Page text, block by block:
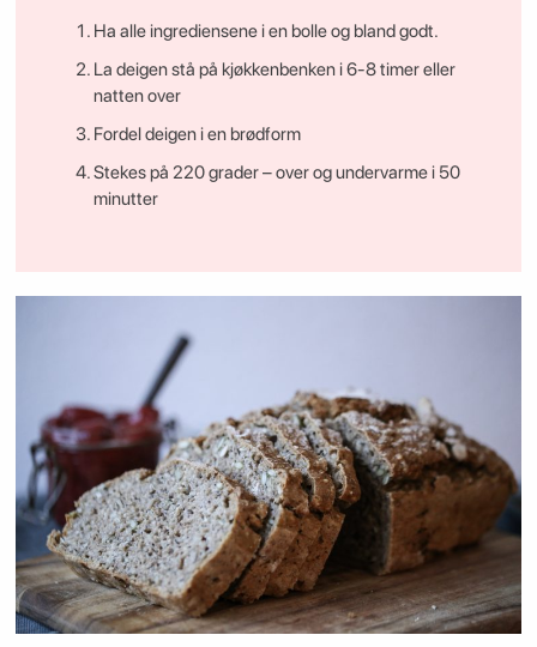
Ha alle ingrediensene i en bolle og bland godt.
La deigen stå på kjøkkenbenken i 6-8 timer eller
natten over
Fordel deigen i en brødform
Stekes på 220 grader – over og undervarme i 50
minutter